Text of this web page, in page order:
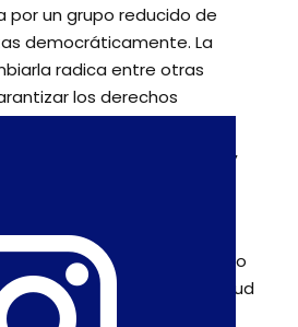
por un grupo reducido de
democráticamente. La
radica entre otras
los derechos
y culturales, cambiar
un Estado social de derecho,
igualdad salarial,
trabajo doméstico, derecho
vida libre de violencia, salud
entre tantos otros. Los